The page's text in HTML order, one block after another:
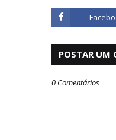
POSTAR UM
0 Comentários